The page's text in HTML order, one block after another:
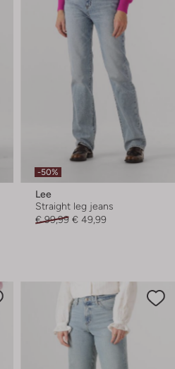
-50%
Lee
Straight leg jeans
€ 99,99 € 49,99